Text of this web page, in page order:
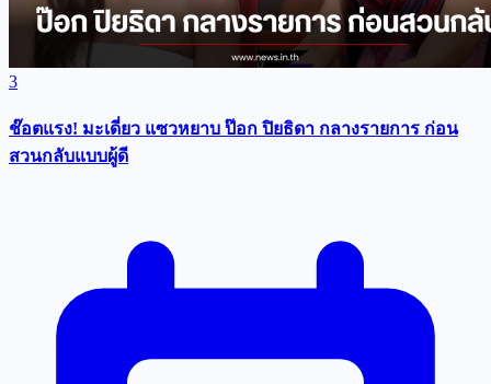
3
ช๊อตแรง! มะเดี่ยว แซวหยาบ ป๊อก ปิยธิดา กลางรายการ ก่อน
สวนกลับแบบผู้ดี